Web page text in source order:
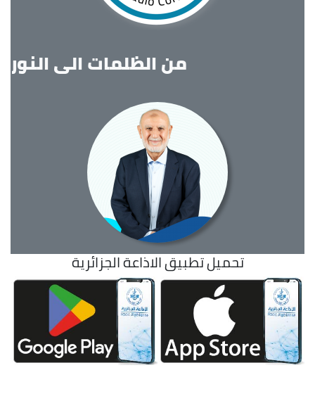
من الظلمات الى النور
تحميل تطبيق الاذاعة الجزائرية